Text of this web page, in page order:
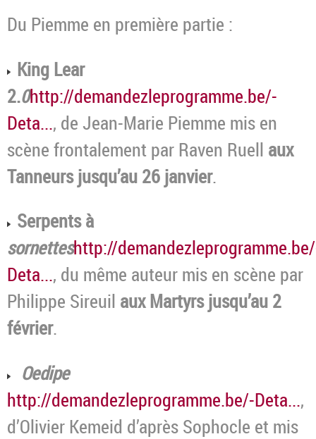
Du Piemme en première partie :
King Lear
2.0http://demandezleprogramme.be/-
Deta..., de Jean-Marie Piemme mis en
scène frontalement par Raven Ruell aux
Tanneurs jusqu’au 26 janvier.
Serpents à
sornetteshttp://
Deta..., du même auteur mis en scène par
Philippe Sireuil aux Martyrs jusqu’au 2
février.
Oedipe
http://demandezleprogramme.be/-Deta...,
d’Olivier Kemeid d’après Sophocle et mis